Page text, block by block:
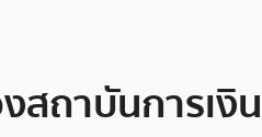
สถาบันการเงิ